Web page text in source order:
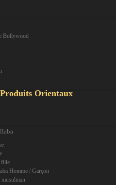
Bollywood
Orientaux
fille
Homme / Garçon
musulman